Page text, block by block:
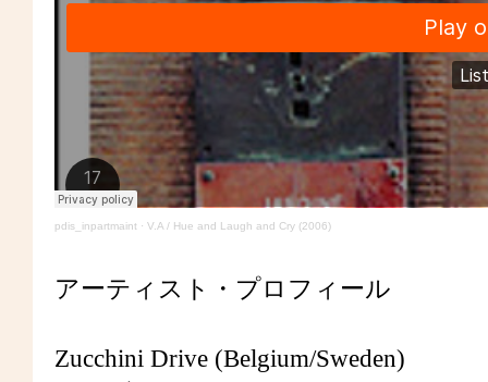
pdis_inpartmaint · V.A / Hue and Laugh and Cry (2006)
アーティスト・プロフィール
Zucchini Drive (Belgium/Sweden)